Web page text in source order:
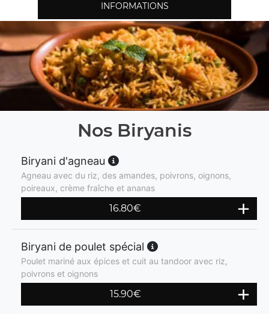
INFORMATIONS
Nos Biryanis
Biryani d'agneau
Agneau avec du riz, des amandes, poivrons, oignons,
poireaux, crème fraîche et ananas
16.80€
Biryani de poulet spécial
Poulet mariné aux épices et cuit au tandoor avec riz,
poivrons et oignons
15.90€